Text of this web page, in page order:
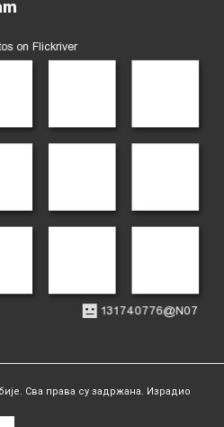
Сва права су задржана. Израдио